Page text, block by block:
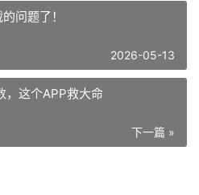
问题了！
2026-05-13
，这个APP救大命
下一篇 »